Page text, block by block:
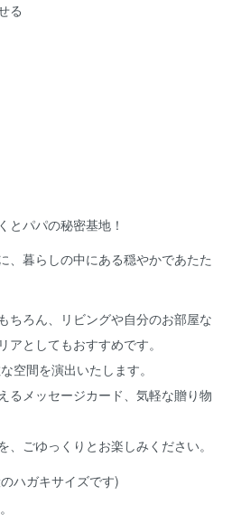
る
とパパの秘密基地！
、暮らしの中にある穏やかであたた
ちろん、リビングや自分のお部屋な
アとしてもおすすめです。
空間を演出いたします。
るメッセージカード、気軽な贈り物
、ごゆっくりとお楽しみください。
ハガキサイズです)